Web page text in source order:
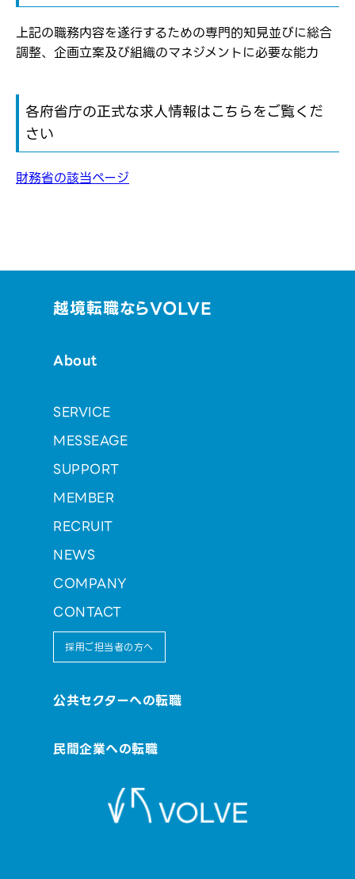
応募完了通知をする
転職報告をする
新規会員登録
上記の職務内容を遂行するための専門的知見並びに総合
調整、企画立案及び組織のマネジメントに必要な能力
各府省庁の正式な求人情報はこちらをご覧くだ
さい
財務省の該当ページ
越境転職ならVOLVE
About
SERVICE
MESSEAGE
SUPPORT
MEMBER
RECRUIT
NEWS
COMPANY
CONTACT
採用ご担当者の方へ
公共セクターへの転職
民間企業への転職